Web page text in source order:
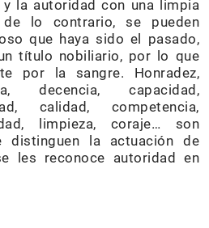
la autoridad con una limpia
de lo contrario, se pueden
que haya sido el pasado,
título nobiliario, por lo que
por la sangre. Honradez,
decencia, capacidad,
calidad, competencia,
limpieza, coraje… son
distinguen la actuación de
les reconoce autoridad en